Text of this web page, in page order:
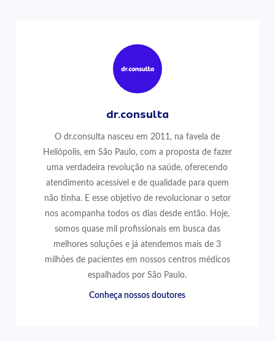
dr.consulta
O dr.consulta nasceu em 2011, na favela de
Heliópolis, em São Paulo, com a proposta de fazer
uma verdadeira revolução na saúde, oferecendo
atendimento acessível e de qualidade para quem
não tinha. E esse objetivo de revolucionar o setor
nos acompanha todos os dias desde então. Hoje,
somos quase mil profissionais em busca das
melhores soluções e já atendemos mais de 3
milhões de pacientes em nossos centros médicos
espalhados por São Paulo.
Conheça nossos doutores